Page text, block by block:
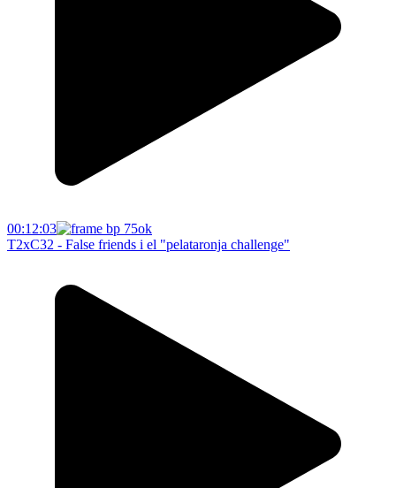
00:12:03
T2xC32 - False friends i el "pelataronja challenge"